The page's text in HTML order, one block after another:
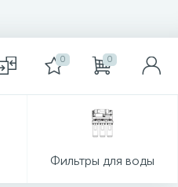
0 0
Фильтры для воды